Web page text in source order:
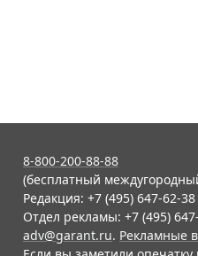
8-800-200-88-88
(бесплатный
Редакция: +7 (495) 647-62-
Отдел рекламы: +7 (495)
adv@garant.ru. Рекламные